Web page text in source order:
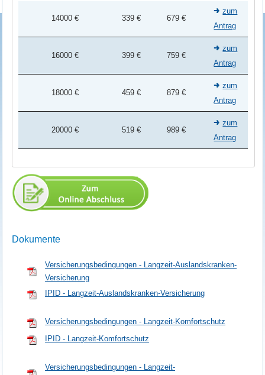
14000 € 339 € 679 €
zum
Antrag
16000 € 399 € 759 €
zum
Antrag
18000 € 459 € 879 €
zum
Antrag
20000 € 519 € 989 €
zum
Antrag
Dokumente
Versicherungsbedingungen - Langzeit-Auslandskranken-
Versicherung
IPID - Langzeit-Auslandskranken-Versicherung
Versicherungsbedingungen - Langzeit-Komfortschutz
IPID - Langzeit-Komfortschutz
Versicherungsbedingungen - Langzeit-